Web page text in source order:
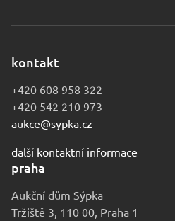
kontakt
+420 608 958 322
+420 542 210 973
aukce@sypka.cz
další kontaktní informace
praha
Aukční dům Sýpka
Tržiště 3, 110 00, Praha 1